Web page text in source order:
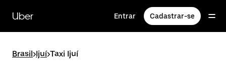
para
conteúdo
Uber Entrar Cadastrar-se
Brasil>Ijuí>Taxi Ijuí